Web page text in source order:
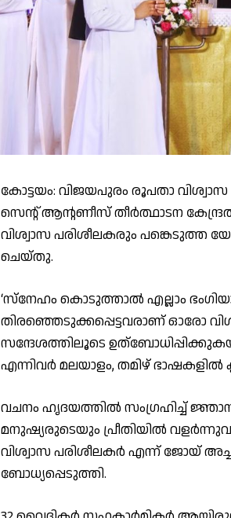
കോട്ടയം: വിജയപുരം രൂപതാ
സെന്റ് ആന്റണീസ് തീർത്ഥാടന
വിശ്വാസ പരിശീലകരും പങ്കെടുത്ത
ചെയ്‌തു.
‘സ്നേഹം കൊടുത്താൽ എല്ലാം
തിരഞ്ഞെടുക്കപ്പെട്ടവരാണ് ഓരോ
സന്ദേശത്തിലൂടെ
എന്നിവർ മലയാളം, തമിഴ്
വചനം ഹൃദയത്തിൽ സംഗ്രഹിച്ച്
മനുഷ്യരുടെയും പ്രീതിയിൽ
വിശ്വാസ പരിശീലകർ എന്ന് ജോയ്
ബോധ്യപ്പെടുത്തി.